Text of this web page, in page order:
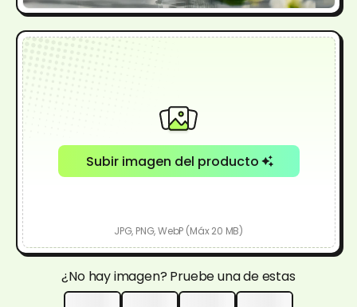
Subir imagen del producto
JPG, PNG, WebP (Máx 20 MB)
¿No hay imagen? Pruebe una de estas